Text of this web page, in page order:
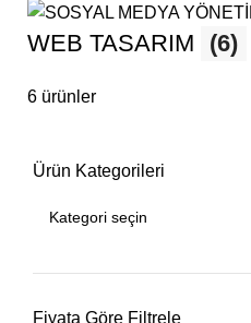
WEB TASARIM (6)
6 ürünler
Ürün Kategorileri
Fiyata Göre Filtrele